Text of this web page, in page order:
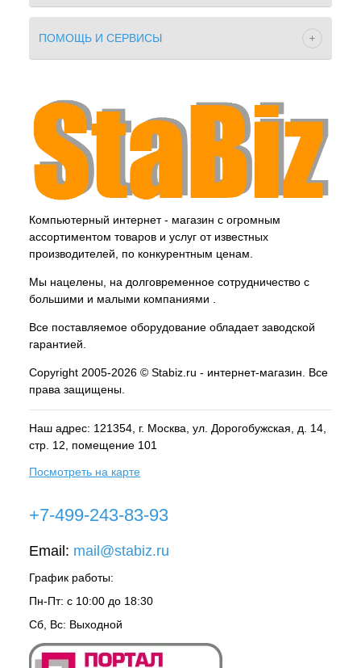
ПОМОЩЬ И СЕРВИСЫ
Компьютерный интернет - магазин с огромным
ассортиментом товаров и услуг от известных
производителей, по конкурентным ценам.
Мы нацелены, на долговременное сотрудничество с
большими и малыми компаниями .
Все поставляемое оборудование обладает заводской
гарантией.
Copyright 2005-2026 © Stabiz.ru - интернет-магазин. Все
права защищены.
Наш адрес: 121354, г. Москва , ул. Дорогобужская, д. 14,
стр. 12, помещение 101
Посмотреть на карте
+7-499-243-83-93
Email: mail@stabiz.ru
График работы:
Пн-Пт: с 10:00 до 18:30
Сб, Вс: Выходной